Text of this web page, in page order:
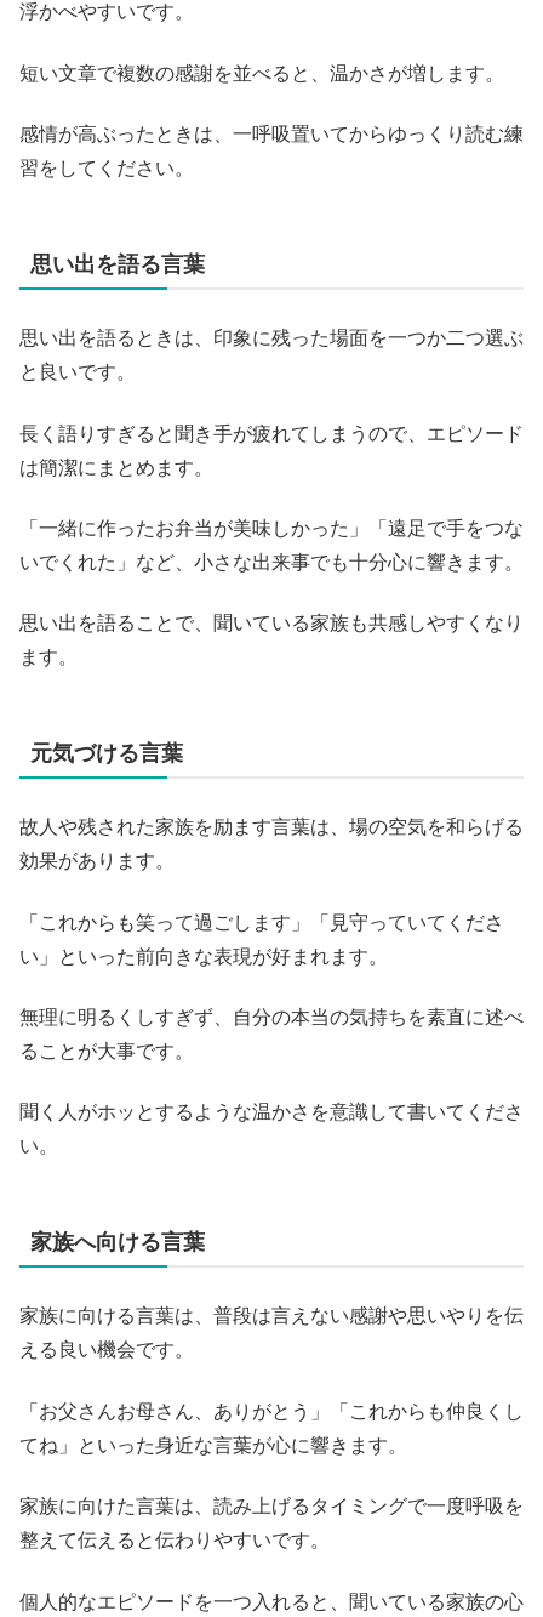
浮かべやすいです。
短い文章で複数の感謝を並べると、温かさが増します。
感情が高ぶったときは、一呼吸置いてからゆっくり読む練
習をしてください。
思い出を語る言葉
思い出を語るときは、印象に残った場面を一つか二つ選ぶ
と良いです。
長く語りすぎると聞き手が疲れてしまうので、エピソード
は簡潔にまとめます。
「一緒に作ったお弁当が美味しかった」「遠足で手をつな
いでくれた」など、小さな出来事でも十分心に響きます。
思い出を語ることで、聞いている家族も共感しやすくなり
ます。
元気づける言葉
故人や残された家族を励ます言葉は、場の空気を和らげる
効果があります。
「これからも笑って過ごします」「見守っていてくださ
い」といった前向きな表現が好まれます。
無理に明るくしすぎず、自分の本当の気持ちを素直に述べ
ることが大事です。
聞く人がホッとするような温かさを意識して書いてくださ
い。
家族へ向ける言葉
家族に向ける言葉は、普段は言えない感謝や思いやりを伝
える良い機会です。
「お父さんお母さん、ありがとう」「これからも仲良くし
てね」といった身近な言葉が心に響きます。
家族に向けた言葉は、読み上げるタイミングで一度呼吸を
整えて伝えると伝わりやすいです。
個人的なエピソードを一つ入れると、聞いている家族の心